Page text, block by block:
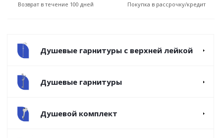
Возврат в течение 100 дней Покупка в рассрочку/кредит
Душевые гарнитуры с верхней лейкой
Душевые гарнитуры
Душевой комплект